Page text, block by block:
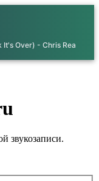
unavailable
звукозаписи.